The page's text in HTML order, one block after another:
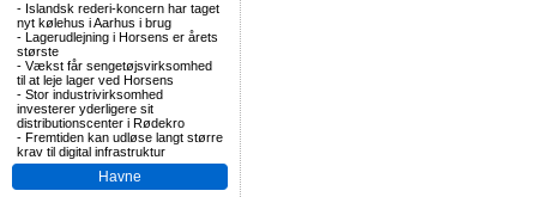
- Islandsk rederi-koncern har taget
nyt kølehus i Aarhus i brug
- Lagerudlejning i Horsens er årets
største
- Vækst får sengetøjsvirksomhed
til at leje lager ved Horsens
- Stor industrivirksomhed
investerer yderligere sit
distributionscenter i Rødekro
- Fremtiden kan udløse langt større
krav til digital infrastruktur
Havne